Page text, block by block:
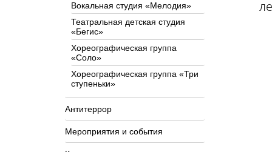
Вокальная студия «Мелодия»
Театральная детская студия
«Бегис»
Хореографическая группа
«Соло»
Хореографическая группа «Три
ступеньки»
Антитеррор
Мероприятия и события